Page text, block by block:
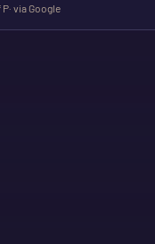
P· via Google